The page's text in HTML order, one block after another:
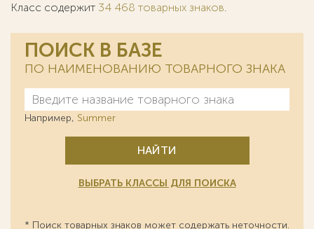
Класс содержит 34 468 товарных знаков.
ПОИСК В БАЗЕ
ПО НАИМЕНОВАНИЮ ТОВАРНОГО ЗНАКА
Например, Summer
НАЙТИ
ВЫБРАТЬ КЛАССЫ ДЛЯ ПОИСКА
* Поиск товарных знаков может содержать неточности.